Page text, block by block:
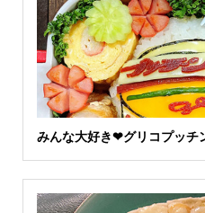
みんな大好き❤グリコプッチ